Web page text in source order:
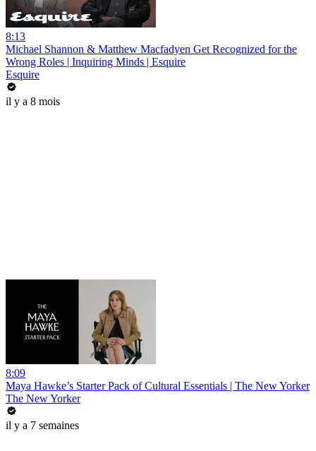
8:13
Michael Shannon & Matthew Macfadyen Get Recognized for the
Wrong Roles | Inquiring Minds | Esquire
Esquire
il y a 8 mois
8:09
Maya Hawke’s Starter Pack of Cultural Essentials | The New Yorker
The New Yorker
il y a 7 semaines